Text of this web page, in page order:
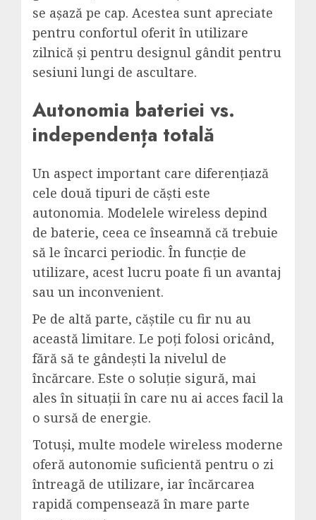
se așază pe cap. Acestea sunt apreciate
pentru confortul oferit în utilizare
zilnică și pentru designul gândit pentru
sesiuni lungi de ascultare.
Autonomia bateriei vs.
independența totală
Un aspect important care diferențiază
cele două tipuri de căști este
autonomia. Modelele wireless depind
de baterie, ceea ce înseamnă că trebuie
să le încarci periodic. În funcție de
utilizare, acest lucru poate fi un avantaj
sau un inconvenient.
Pe de altă parte, căștile cu fir nu au
această limitare. Le poți folosi oricând,
fără să te gândești la nivelul de
încărcare. Este o soluție sigură, mai
ales în situații în care nu ai acces facil la
o sursă de energie.
Totuși, multe modele wireless moderne
oferă autonomie suficientă pentru o zi
întreagă de utilizare, iar încărcarea
rapidă compensează în mare parte